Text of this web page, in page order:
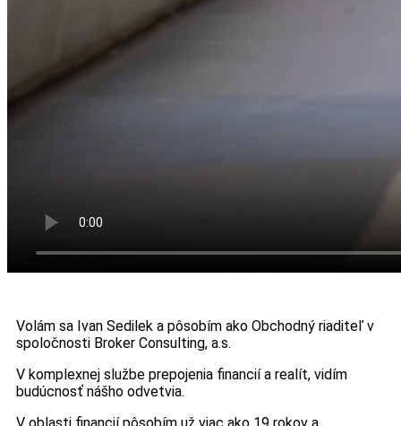
Volám sa Ivan Sedilek a pôsobím ako Obchodný riaditeľ v
spoločnosti Broker Consulting, a.s.
V komplexnej službe prepojenia financií a realít, vidím
budúcnosť nášho odvetvia.